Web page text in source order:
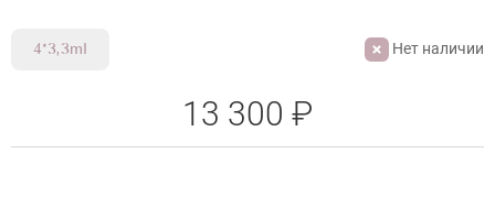
4*3,3ml Нет наличии
13 300 ₽